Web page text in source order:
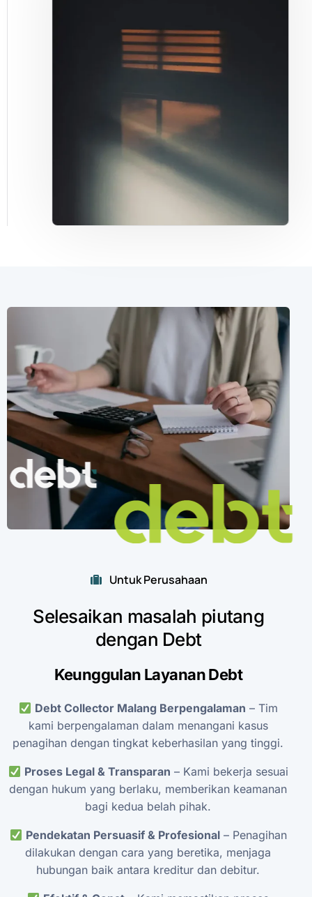
Untuk Perusahaan
Selesaikan masalah piutang
dengan Debt
Keunggulan LayananDebt
Debt Collector Malang Berpengalaman – Tim
kami berpengalaman dalam menangani kasus
penagihan dengan tingkat keberhasilan yang tinggi.
Proses Legal & Transparan – Kami bekerja sesuai
dengan hukum yang berlaku, memberikan keamanan
bagi kedua belah pihak.
Pendekatan Persuasif & Profesional – Penagihan
dilakukan dengan cara yang beretika, menjaga
hubungan baik antara kreditur dan debitur.